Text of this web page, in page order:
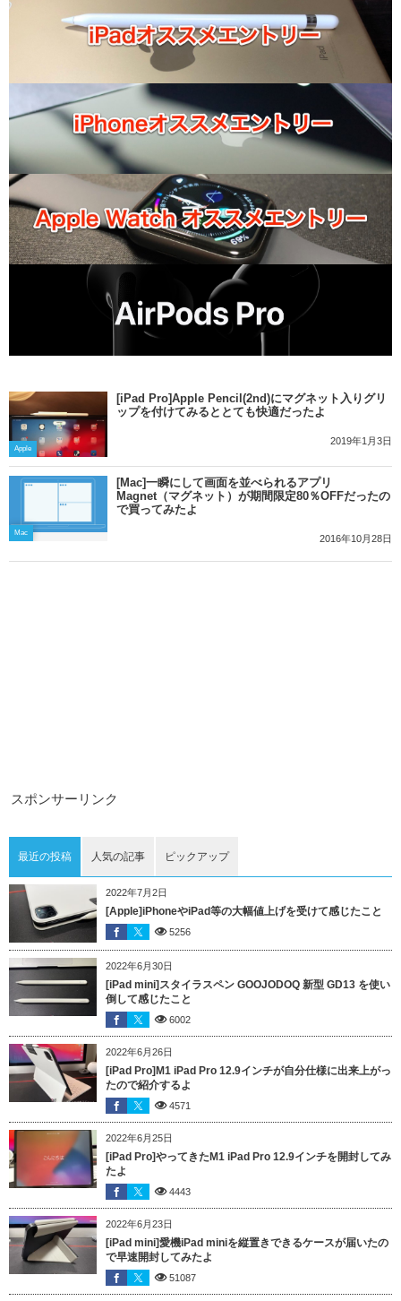
Apple
[iPad Pro]Apple Pencil(2nd)にマグネット入りグリ
ップを付けてみるととても快適だったよ
2019年1月3日
Mac
[Mac]一瞬にして画面を並べられるアプリ
Magnet（マグネット）が期間限定80％OFFだったの
で買ってみたよ
2016年10月28日
スポンサーリンク
最近の投稿 人気の記事 ピックアップ
2022年7月2日
[Apple]iPhoneやiPad等の大幅値上げを受けて感じたこと
5256
2022年6月30日
[iPad mini]スタイラスペン GOOJODOQ 新型 GD13 を使い
倒して感じたこと
6002
2022年6月26日
[iPad Pro]M1 iPad Pro 12.9インチが自分仕様に出来上がっ
たので紹介するよ
4571
2022年6月25日
[iPad Pro]やってきたM1 iPad Pro 12.9インチを開封してみ
たよ
4443
2022年6月23日
[iPad mini]愛機iPad miniを縦置きできるケースが届いたの
で早速開封してみたよ
51087